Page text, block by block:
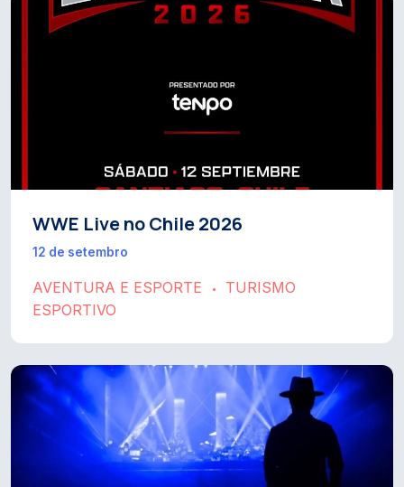
WWE Live no Chile 2026
12 de setembro
AVENTURA E ESPORTE •
TURISMO
ESPORTIVO